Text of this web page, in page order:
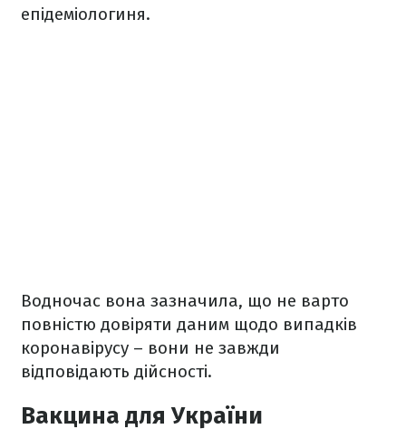
епідеміологиня.
Водночас вона зазначила, що не варто
повністю довіряти даним щодо випадків
коронавірусу – вони не завжди
відповідають дійсності.
Вакцина для України